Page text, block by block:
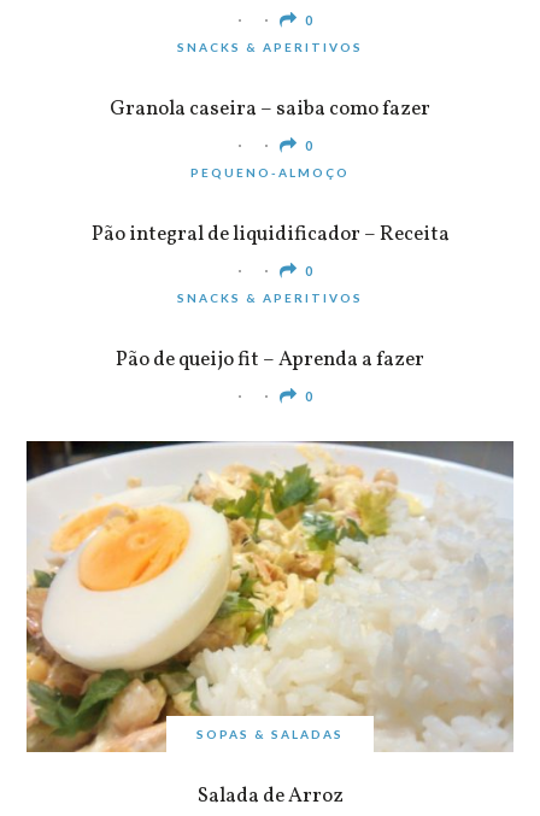
0
SNACKS & APERITIVOS
Granola caseira – saiba como fazer
0
PEQUENO-ALMOÇO
Pão integral de liquidificador – Receita
0
SNACKS & APERITIVOS
Pão de queijo fit – Aprenda a fazer
0
SOPAS & SALADAS
Salada de Arroz